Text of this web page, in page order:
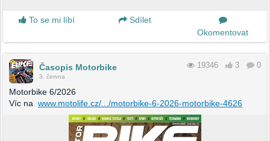
To se mi líbí
Sdílet
Okomentovat
Časopis Motorbike
3. června
19346 3 0
Motorbike 6/2026
Víc na www.motolife.cz/.../motorbike-6-2026-motorbike-4626